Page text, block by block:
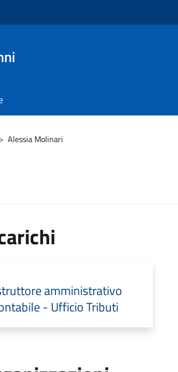
> Alessia Molinari
amministrativo
- Ufficio Tributi